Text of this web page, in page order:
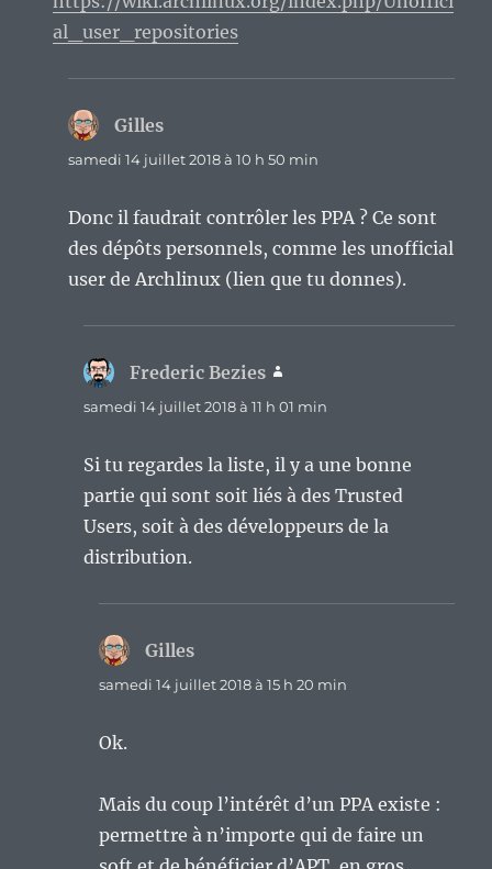
al_user_repositories
Gilles
samedi 14 juillet 2018 à 10 h 50 min
Donc il faudrait contrôler les PPA ? Ce sont
des dépôts personnels, comme les unofficial
user de Archlinux (lien que tu donnes).
Frederic Bezies
samedi 14 juillet 2018 à 11 h 01 min
Si tu regardes la liste, il y a une bonne
partie qui sont soit liés à des Trusted
Users, soit à des développeurs de la
distribution.
Gilles
samedi 14 juillet 2018 à 15 h 20 min
Ok.
Mais du coup l’intérêt d’un PPA existe :
permettre à n’importe qui de faire un